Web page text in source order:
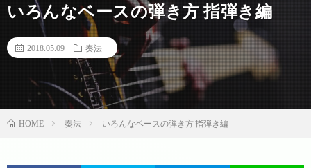
いろんなベースの弾き方 指弾き編
2018.05.09 奏法
HOME 奏法 いろんなベースの弾き方 指弾き編